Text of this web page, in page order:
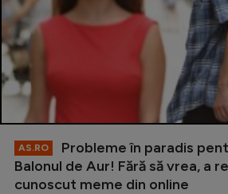
AS.RO
Probleme în paradis
Balonul de Aur! Fără să vrea, a
cunoscut meme din online